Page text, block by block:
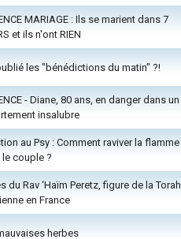
MARIAGE : Ils se marient dans 7
et ils n'ont RIEN
les "bénédictions du matin" ?!
- Diane, 80 ans, en danger dans un
insalubre
au Psy : Comment raviver la flamme
couple ?
du Rav ‘Haïm Peretz, figure de la Torah
en France
herbes